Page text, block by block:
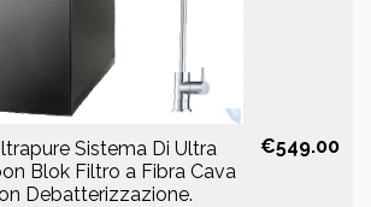
Sistema Di Ultra
Blok Filtro a Fibra Cava
Debatterizzazione.
€549.00